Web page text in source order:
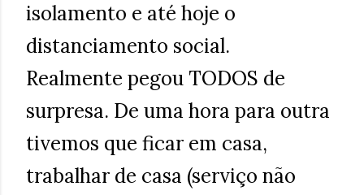
isolamento e até hoje o
distanciamento social.
Realmente pegou TODOS de
surpresa. De uma hora para outra
tivemos que ficar em casa,
trabalhar de casa (serviço não